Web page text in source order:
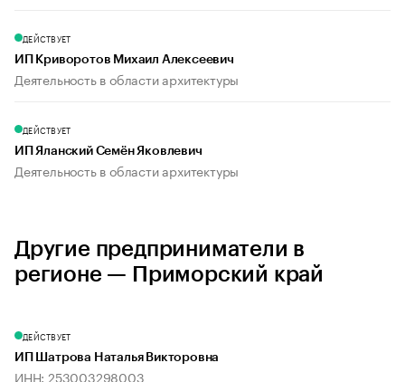
ДЕЙСТВУЕТ
ИП Криворотов Михаил Алексеевич
Деятельность в области архитектуры
ДЕЙСТВУЕТ
ИП Яланский Семён Яковлевич
Деятельность в области архитектуры
Другие предприниматели в
регионе — Приморский край
ДЕЙСТВУЕТ
ИП Шатрова Наталья Викторовна
ИНН: 253003298003